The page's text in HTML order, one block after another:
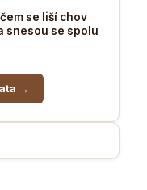
se liší chov
snesou se spolu
→